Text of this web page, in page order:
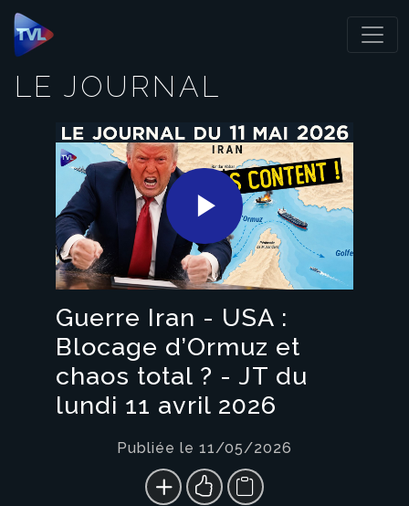
Panneau de gestion des cookies
LE JOURNAL
Play
Video
Guerre Iran - USA :
Blocage d’Ormuz et
chaos total ? - JT du
lundi 11 avril 2026
Publiée le 11/05/2026